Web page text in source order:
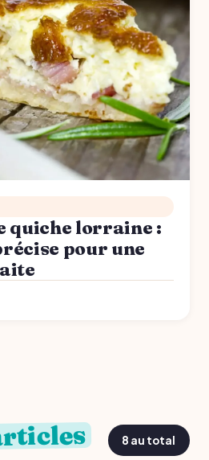
quiche lorraine :
pour une
8 au total